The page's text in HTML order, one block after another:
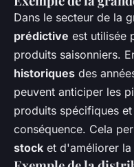
Dans le secteur de la
prédictive est utilisée
produits saisonniers.
historiques des
peuvent anticiper les
produits spécifiques
conséquence. Cela
stock et d'améliorer